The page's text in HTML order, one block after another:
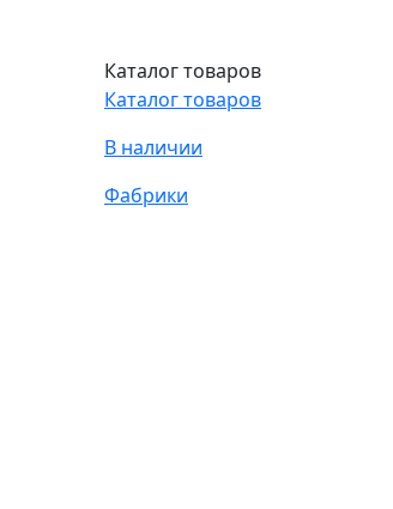
Каталог товаров
Каталог товаров
В наличии
Фабрики